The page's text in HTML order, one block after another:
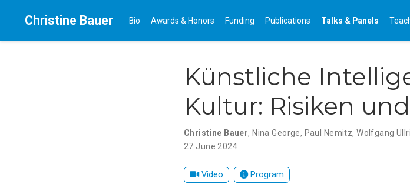
Christine Bauer Bio Awards & Honors Funding Publications Talks & Panels
Künstliche
Kultur: Risiken
Christine Bauer, Nina George, Paul Nemitz,Wolfgang
27 June 2024
Video Program